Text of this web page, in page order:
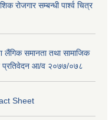
रोजगार सम्बन्धी पार्श्व चित्र
लैंगिक समानता तथा सामाजिक
प्रतिवेदन आ/व २०७७/०७८
Sheet